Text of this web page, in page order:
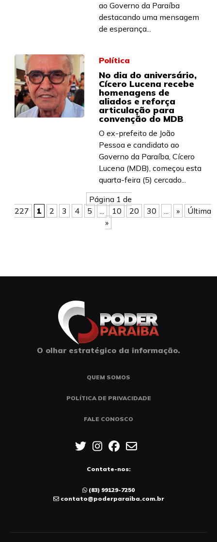
ao Governo da Paraíba
destacando uma mensagem
de esperança...
Política
No dia do aniversário,
Cícero Lucena recebe
homenagens de
aliados e reforça
articulação para
convenção do MDB
O ex-prefeito de João
Pessoa e candidato ao
Governo da Paraíba, Cícero
Lucena (MDB), começou esta
quarta-feira (5) cercado...
Página 1 de
227
1 2 3 4 5 ... 10 20 30 ... »
Última
»
O olhar estratégico da informação.
QUEM SOMOS
POLÍTICA DE PRIVACIDADE
FALE CONOSCO
Contate-nos:
(83) 99129-7250
contato@poderparaiba.com.br